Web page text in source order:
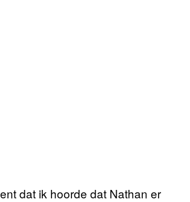
dat ik hoorde dat Nathan er